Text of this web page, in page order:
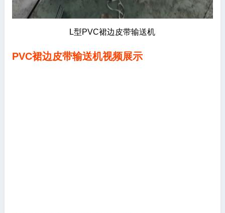
L型PVC裙边皮带输送机
PVC裙边皮带输送机视频展示